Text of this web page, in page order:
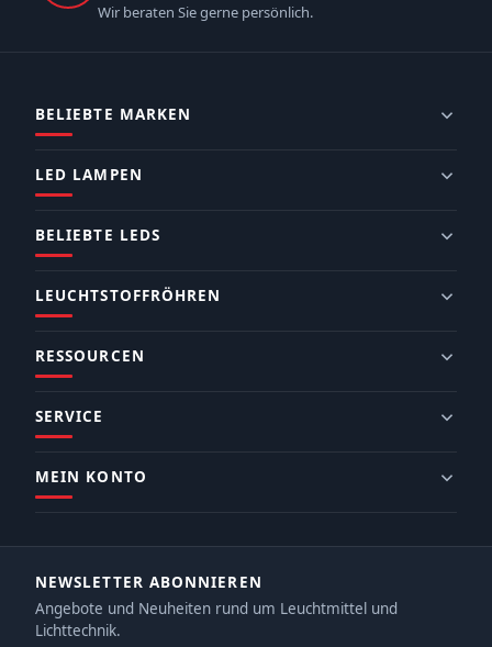
Wir beraten Sie gerne persönlich.
BELIEBTE MARKEN
LED LAMPEN
BELIEBTE LEDS
LEUCHTSTOFFRÖHREN
RESSOURCEN
SERVICE
MEIN KONTO
NEWSLETTER ABONNIEREN
Angebote und Neuheiten rund um Leuchtmittel und
Lichttechnik.